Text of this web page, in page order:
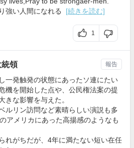
強い人間になれる
[続きを読む]
1
領
一発触発の状態にあったソ連にたい
機を開始した点や、公民権法案の提
きな影響を与えた。
ルリン訪問など素晴らしい演説も多
アメリカにあった高揚感のようなも
れがちだが、4年に満たない短い在任
報告